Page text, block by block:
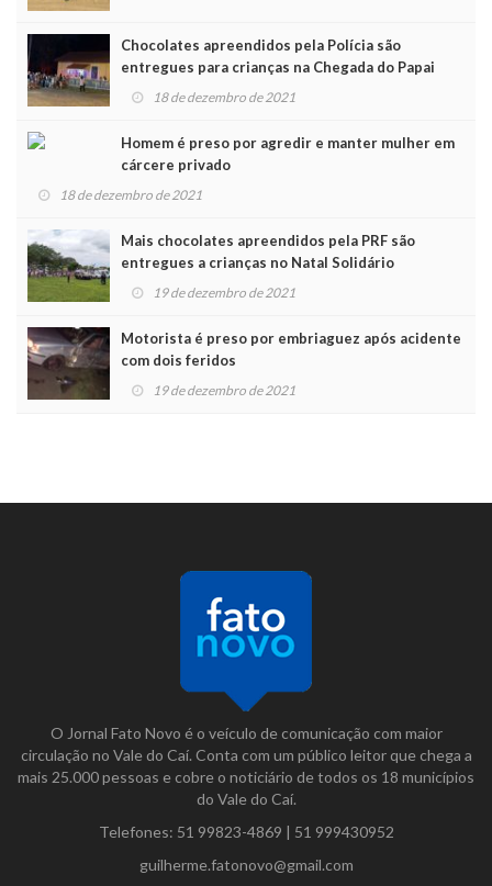
Chocolates apreendidos pela Polícia são
entregues para crianças na Chegada do Papai
Noel
18 de dezembro de 2021
Homem é preso por agredir e manter mulher em
cárcere privado
18 de dezembro de 2021
Mais chocolates apreendidos pela PRF são
entregues a crianças no Natal Solidário
19 de dezembro de 2021
Motorista é preso por embriaguez após acidente
com dois feridos
19 de dezembro de 2021
O Jornal Fato Novo é o veículo de comunicação com maior
circulação no Vale do Caí. Conta com um público leitor que chega a
mais 25.000 pessoas e cobre o noticiário de todos os 18 municípios
do Vale do Caí.
Telefones: 51 99823-4869 | 51 999430952
guilherme.fatonovo@gmail.com